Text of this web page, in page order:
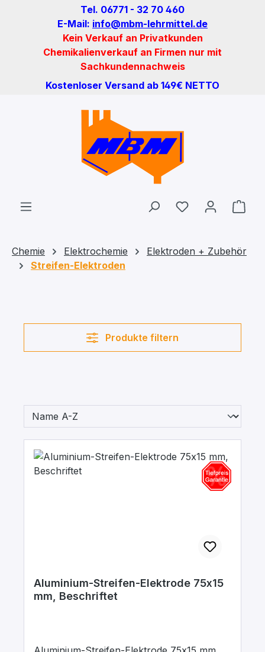
Zum Hauptinhalt springenTel. 06771 - 32 70 460
E-Mail: info@mbm-lehrmittel.de
Kein Verkauf an Privatkunden
Chemikalienverkauf an Firmen nur mit
Sachkundennachweis
Kostenloser Versand ab 149€ NETTO
Du hast 0
Chemie Elektrochemie
Elektroden + Zubehör
Streifen-Elektroden
Produkte filtern
Aluminium-Streifen-Elektrode 75x15
mm, Beschriftet